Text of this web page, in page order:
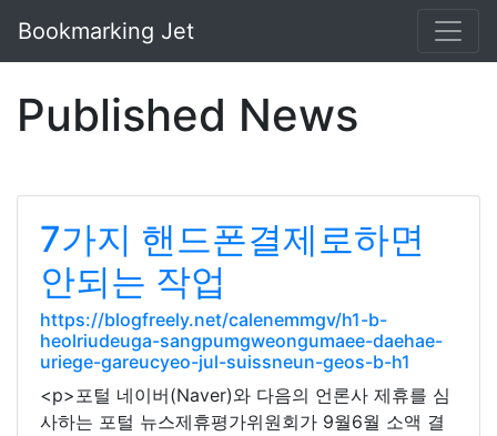
Bookmarking Jet
Published News
7가지 핸드폰결제로하면
안되는 작업
https://blogfreely.net/calenemmgv/h1-b-
heolriudeuga-sangpumgweongumaee-daehae-
uriege-gareucyeo-jul-suissneun-geos-b-h1
<p>포털 네이버(Naver)와 다음의 언론사 제휴를 심
사하는 포털 뉴스제휴평가위원회가 9월6월 소액 결